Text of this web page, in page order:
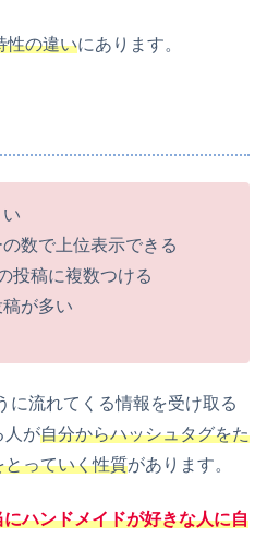
性の違いにあります。
数で上位表示できる
投稿に複数つける
稿が多い
に流れてくる情報を受け取る
人が自分からハッシュタグをた
っていく性質があります。
にハンドメイドが好きな人に自